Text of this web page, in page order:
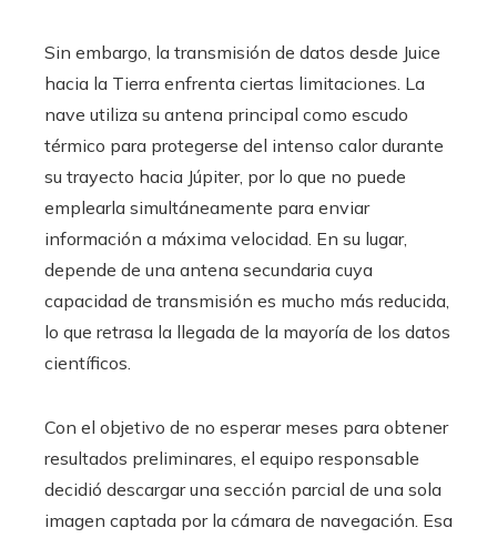
Sin embargo, la transmisión de datos desde Juice
hacia la Tierra enfrenta ciertas limitaciones. La
nave utiliza su antena principal como escudo
térmico para protegerse del intenso calor durante
su trayecto hacia Júpiter, por lo que no puede
emplearla simultáneamente para enviar
información a máxima velocidad. En su lugar,
depende de una antena secundaria cuya
capacidad de transmisión es mucho más reducida,
lo que retrasa la llegada de la mayoría de los datos
científicos.
Con el objetivo de no esperar meses para obtener
resultados preliminares, el equipo responsable
decidió descargar una sección parcial de una sola
imagen captada por la cámara de navegación. Esa